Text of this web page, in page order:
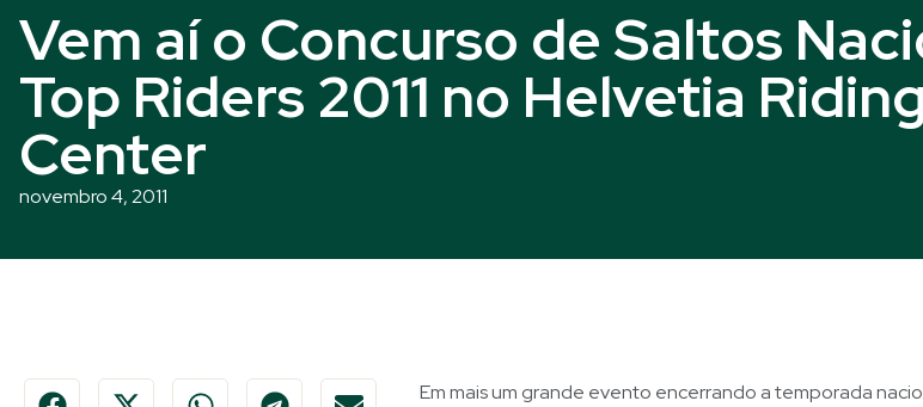
Vem aí o Concurso de Saltos
Top Riders 2011 no Helvetia Riding
Center
novembro 4, 2011
Em mais um grande evento encerrando a temporada